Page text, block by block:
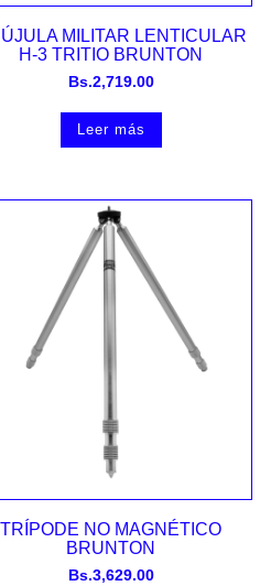
Vista rápida
MILITAR LENTICULAR
H-3 TRITIO BRUNTON
Bs.2,719.00
Leer más
Vista rápida
TRÍPODE NO MAGNÉTICO
BRUNTON
Bs.3,629.00